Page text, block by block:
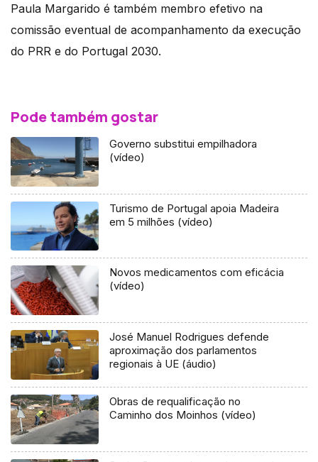
Paula Margarido é também membro efetivo na
comissão eventual de acompanhamento da execução
do PRR e do Portugal 2030.
Pode também gostar
Governo substitui empilhadora
(vídeo)
Turismo de Portugal apoia Madeira
em 5 milhões (vídeo)
Novos medicamentos com eficácia
(vídeo)
José Manuel Rodrigues defende
aproximação dos parlamentos
regionais à UE (áudio)
Obras de requalificação no
Caminho dos Moinhos (vídeo)